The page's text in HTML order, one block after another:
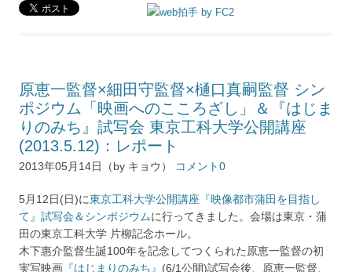
原恵一監督×細田守監督×樋口真嗣監督 シン
ポジウム「映画へのこころざし」＆『はじま
りのみち』試写会 東京工科大学公開講座
(2013.5.12)：レポート
2013年05月14日（by キョウ） コメント0
5月12日(日)に東京工科大学公開講座『映像都市蒲田を目指し
て』試写会＆シンポジウムに行ってきました。会場は東京・蒲
田の東京工科大学 片柳記念ホール。
木下惠介監督生誕100年を記念してつくられた原恵一監督の初
実写映画 『はじまりのみち』 (6/1公開)試写会後、原恵一監督、